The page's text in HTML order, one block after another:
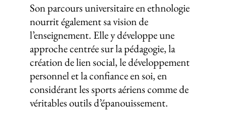
Son parcours universitaire en ethnologie
nourrit également sa vision de
l’enseignement. Elle y développe une
approche centrée sur la pédagogie, la
création de lien social, le développement
personnel et la confiance en soi, en
considérant les sports aériens comme de
véritables outils d’épanouissement.